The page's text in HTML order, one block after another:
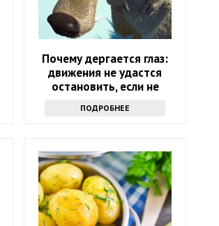
Почему дергается глаз:
движения не удастся
остановить, если не
ПОДРОБНЕЕ